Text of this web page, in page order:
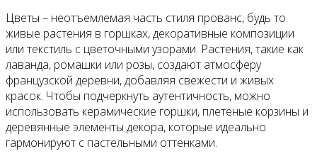
Цветы – неотъемлемая часть стиля прованс, будь то
живые растения в горшках, декоративные композиции
или текстиль с цветочными узорами. Растения, такие как
лаванда, ромашки или розы, создают атмосферу
французской деревни, добавляя свежести и живых
красок. Чтобы подчеркнуть аутентичность, можно
использовать керамические горшки, плетеные корзины и
деревянные элементы декора, которые идеально
гармонируют с пастельными оттенками.